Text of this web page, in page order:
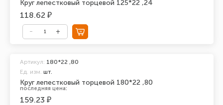
Круг лепестковый торцевой 125*22 ,24
118.62 ₽
Круг лепестковый торцевой 180*22 ,80
Артикул: 180*22 ,80
Ед. изм. шт.
последняя цена:
159.23 ₽